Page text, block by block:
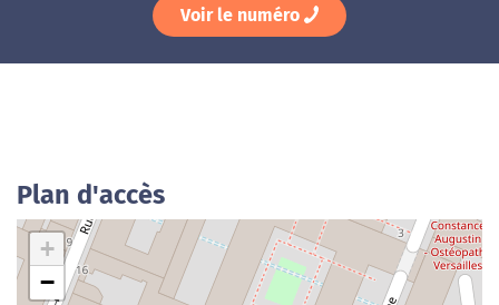
Voir le numéro
Plan d'accès
+
−